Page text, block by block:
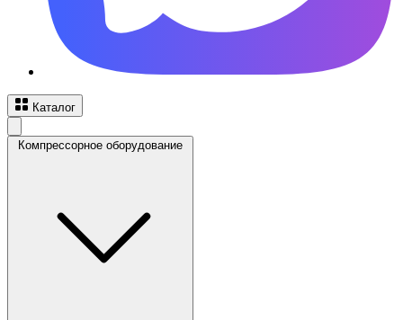
Каталог
Компрессорное оборудование